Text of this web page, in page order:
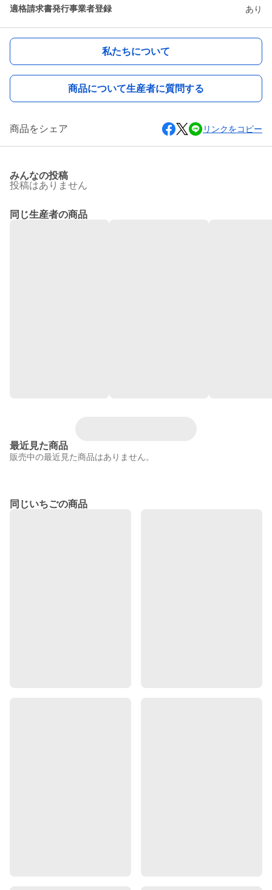
適格請求書発行事業者登録 あり
私たちについて
商品について生産者に質問する
商品をシェア リンクをコピー
みんなの投稿
投稿はありません
同じ生産者の商品
最近見た商品
販売中の最近見た商品はありません。
同じいちごの商品